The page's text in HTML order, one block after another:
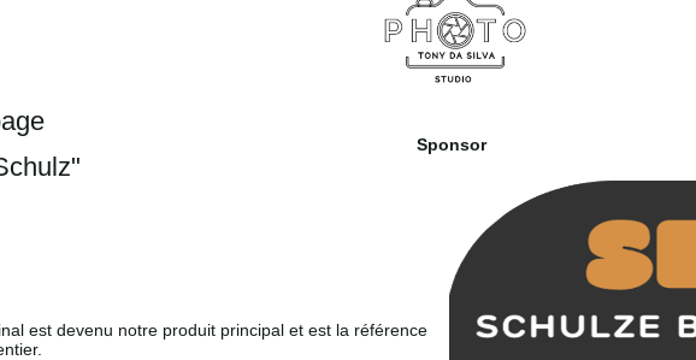
Sponsor
est devenu notre produit principal et est la référence